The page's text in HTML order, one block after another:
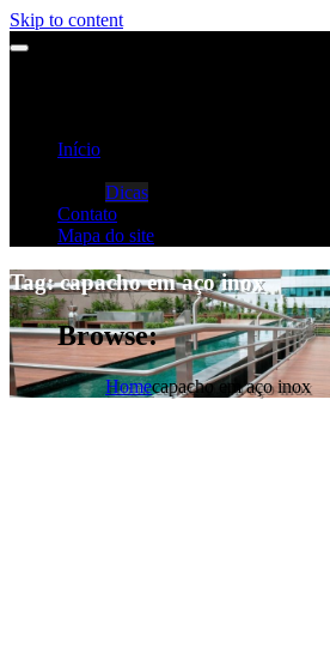
Skip to content
Início
Dicas
Contato
Mapa do site
Tag:capacho em aço inox
Browse:
Homecapacho em aço inox